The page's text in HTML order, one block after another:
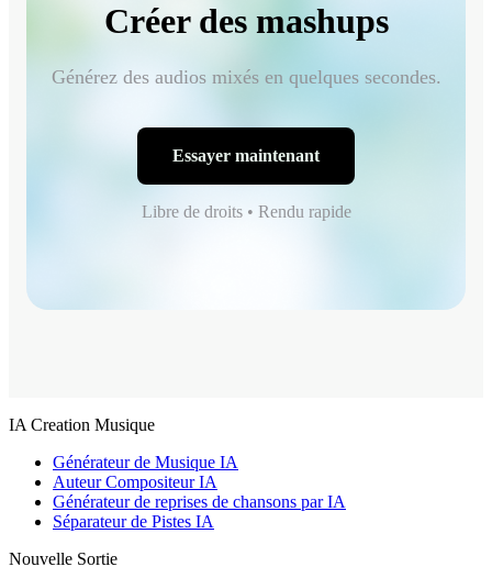
Créer des mashups
Générez des audios mixés en quelques secondes.
Essayer maintenant
Libre de droits • Rendu rapide
IA Creation Musique
Générateur de Musique IA
Auteur Compositeur IA
Générateur de reprises de chansons par IA
Séparateur de Pistes IA
Nouvelle Sortie